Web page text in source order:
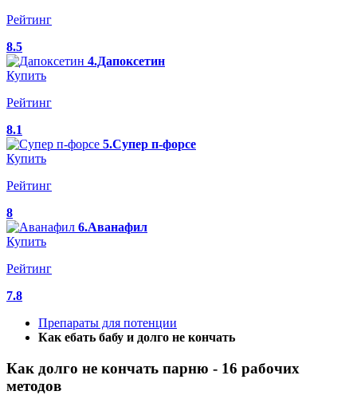
Рейтинг
8.5
4.Дапоксетин
Купить
Рейтинг
8.1
5.Супер п-форсе
Купить
Рейтинг
8
6.Аванафил
Купить
Рейтинг
7.8
Препараты для потенции
Как ебать бабу и долго не кончать
Как долго не кончать парню - 16 рабочих
методов